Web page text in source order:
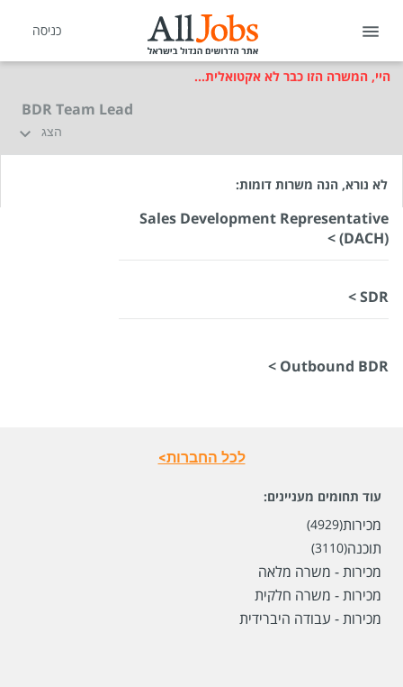
כניסה
היי, המשרה הזו כבר לא אקטואלית...
BDR Team Lead
הצג
לא נורא, הנה משרות דומות:
Sales Development Representative
(DACH) >
SDR >
Outbound BDR >
לכל החברות>
עוד תחומים מעניינים:
מכירות(4929)
תוכנה(3110)
מכירות - משרה מלאה
מכירות - משרה חלקית
מכירות - עבודה היברידית